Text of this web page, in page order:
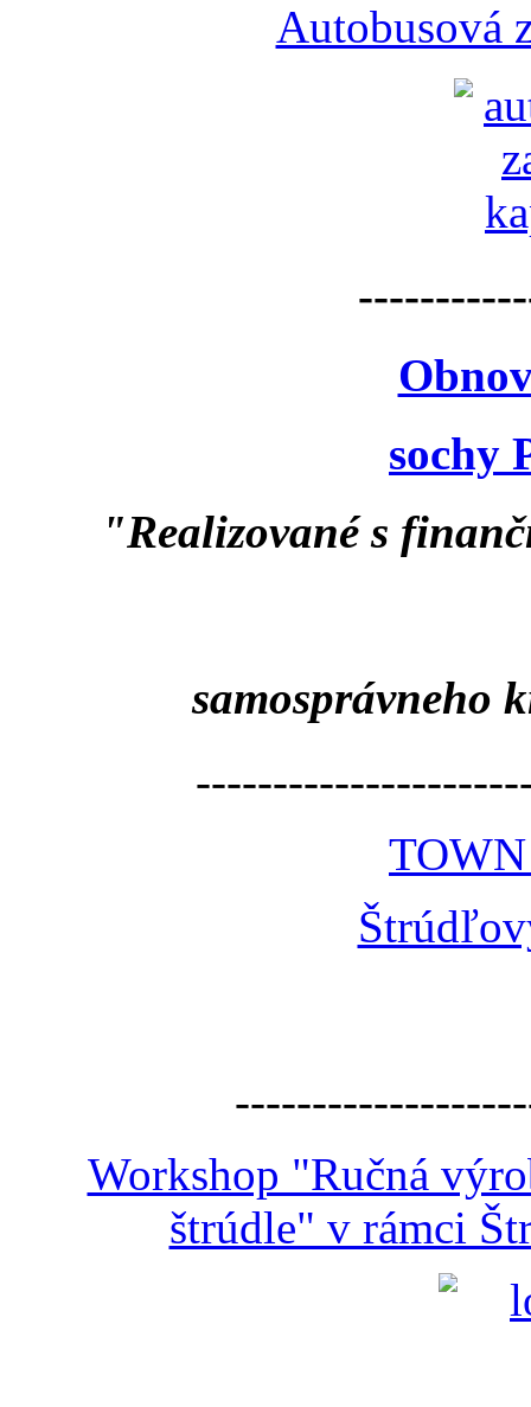
Autobusová
sochy
"Realizované s
samosprávneho
Workshop "Ručná
štrúdle" v rámci